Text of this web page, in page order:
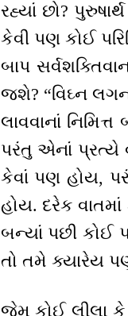
રહ્યાં છો?
કેવી પણ કોઈ
બાપ
જશે? “વિઘ્ન
લાવવાનાં
પરંતુ એનાં પ્રત્યે
કેવાં પણ હોય,
હોય. દરેક
બન્યાં પછી
તો તમે ક્યારેય
જેમ કોઈ લીલા